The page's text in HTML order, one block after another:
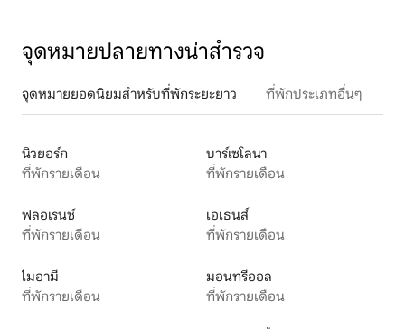
จุดหมายปลายทางน่าสำรวจ
จุดหมายยอดนิยมสำหรับที่พักระยะยาว ที่พักประเภทอื่นๆ
นิวยอร์ก
ที่พักรายเดือน
บาร์เซโลนา
ที่พักรายเดือน
ฟลอเรนซ์
ที่พักรายเดือน
เอเธนส์
ที่พักรายเดือน
ไมอามี
ที่พักรายเดือน
มอนทรีออล
ที่พักรายเดือน